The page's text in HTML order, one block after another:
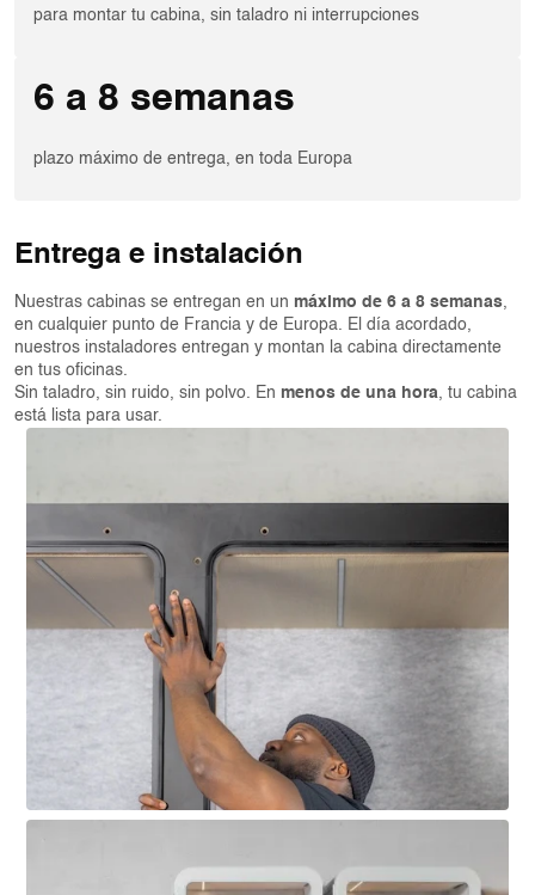
para montar tu cabina, sin taladro ni interrupciones
6 a 8 semanas
plazo máximo de entrega, en toda Europa
Entrega e instalación
Nuestras cabinas se entregan en un máximo de 6 a 8 semanas,
en cualquier punto de Francia y de Europa. El día acordado,
nuestros instaladores entregan y montan la cabina directamente
en tus oficinas.
Sin taladro, sin ruido, sin polvo. En menos de una hora, tu cabina
está lista para usar.